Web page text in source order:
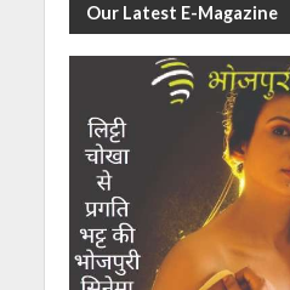
Our Latest E-Magazine